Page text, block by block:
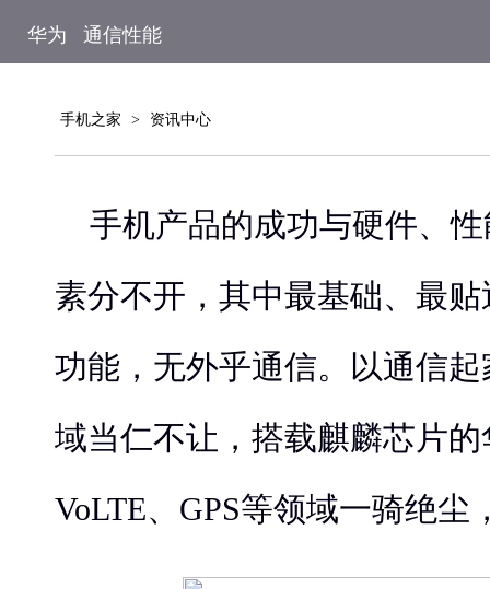
华为 通信性能
手机之家 > 资讯中心
手机产品的成功与硬件、
素分不开，其中最基础、最
功能，无外乎通信。以通信
域当仁不让，搭载麒麟芯片
VoLTE、GPS等领域一骑绝尘